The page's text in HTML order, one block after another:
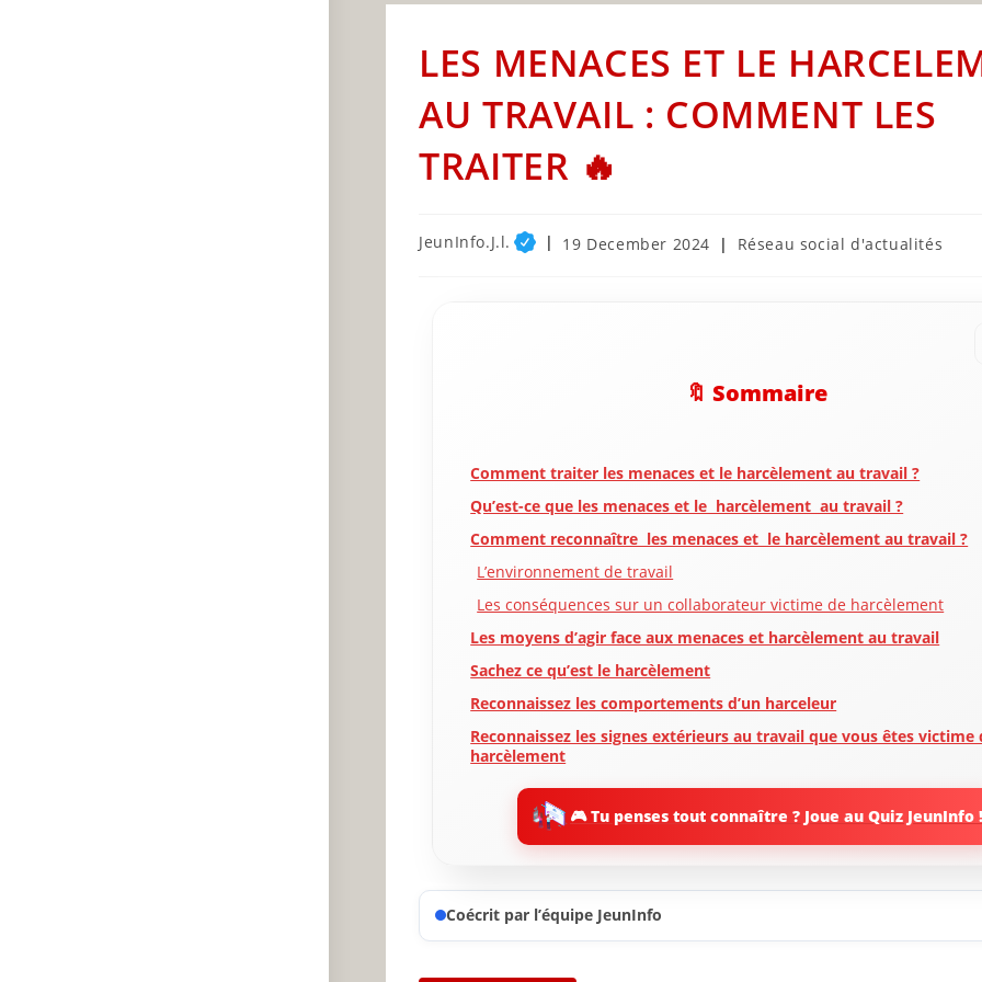
LES MENACES ET LE
AU TRAVAIL : COMMENT LES
TRAITER 🔥
Post
JeunInfo.J.l.
Post
19 December 2024
Post
Réseau social d'actualités
🔖 Sommaire
Comment traiter les menaces et le harcèlement au travail ?
Qu’est-ce que les menaces et le harcèlement au travail ?
Comment reconnaître les menaces et le harcèlement au travail ?
L’environnement de travail
Les conséquences sur un collaborateur victime de harcèlement
Les moyens d’agir face aux menaces et harcèlement au travail
Sachez ce qu’est le harcèlement
Reconnaissez les comportements d’un harceleur
Reconnaissez les signes extérieurs au travail que vous êtes victime
harcèlement
N’ignorez pas le sentiment d’être victime de harcèlement
Dites au harceleur d’arrêter
Ayez des témoins
Gardez votre calme et attendez le bon moment pour agir
🎮 Tu penses tout connaître ? Joue au Quiz JeunInfo !
Coécrit par l’équipe JeunInfo